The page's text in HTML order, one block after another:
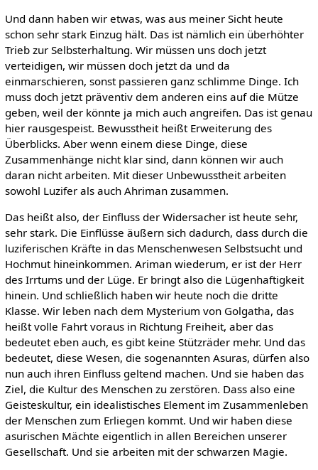
Und dann haben wir etwas, was aus meiner Sicht heute
schon sehr stark Einzug hält. Das ist nämlich ein überhöhter
Trieb zur Selbsterhaltung. Wir müssen uns doch jetzt
verteidigen, wir müssen doch jetzt da und da
einmarschieren, sonst passieren ganz schlimme Dinge. Ich
muss doch jetzt präventiv dem anderen eins auf die Mütze
geben, weil der könnte ja mich auch angreifen. Das ist genau
hier rausgespeist. Bewusstheit heißt Erweiterung des
Überblicks. Aber wenn einem diese Dinge, diese
Zusammenhänge nicht klar sind, dann können wir auch
daran nicht arbeiten. Mit dieser Unbewusstheit arbeiten
sowohl Luzifer als auch Ahriman zusammen.
Das heißt also, der Einfluss der Widersacher ist heute sehr,
sehr stark. Die Einflüsse äußern sich dadurch, dass durch die
luziferischen Kräfte in das Menschenwesen Selbstsucht und
Hochmut hineinkommen. Ariman wiederum, er ist der Herr
des Irrtums und der Lüge. Er bringt also die Lügenhaftigkeit
hinein. Und schließlich haben wir heute noch die dritte
Klasse. Wir leben nach dem Mysterium von Golgatha, das
heißt volle Fahrt voraus in Richtung Freiheit, aber das
bedeutet eben auch, es gibt keine Stützräder mehr. Und das
bedeutet, diese Wesen, die sogenannten Asuras, dürfen also
nun auch ihren Einfluss geltend machen. Und sie haben das
Ziel, die Kultur des Menschen zu zerstören. Dass also eine
Geisteskultur, ein idealistisches Element im Zusammenleben
der Menschen zum Erliegen kommt. Und wir haben diese
asurischen Mächte eigentlich in allen Bereichen unserer
Gesellschaft. Und sie arbeiten mit der schwarzen Magie.